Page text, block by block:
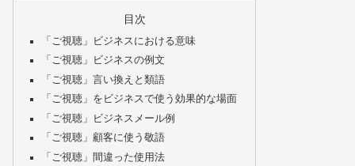
目次
「ご視聴」ビジネスにおける意味
「ご視聴」ビジネスの例文
「ご視聴」言い換えと類語
「ご視聴」をビジネスで使う効果的な場面
「ご視聴」ビジネスメール例
「ご視聴」顧客に使う敬語
「ご視聴」間違った使用法